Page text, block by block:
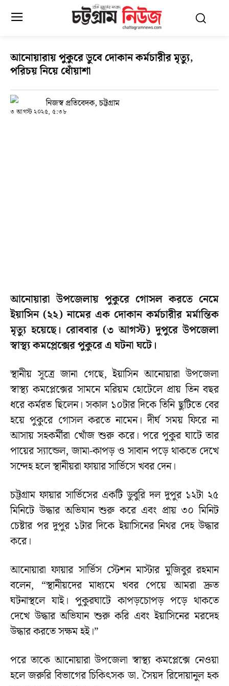
আনোয়ারায় পুকুরে ডুবে দোকান কর্মচারীর মৃত্যু,
পরিচয় নিয়ে ধোঁয়াশা
নিজস্ব প্রতিবেদক, চট্টগ্রাম
৩ আগস্ট ২০২৫, ৫:৩৮
আনোয়ারা উপজেলায় পুকুরে গোসল করতে নেমে
ইয়াসিন (২২) নামের এক দোকান কর্মচারীর মর্মান্তিক
মৃত্যু হয়েছে। রোববার (৩ আগস্ট) দুপুরে উপজেলা
স্বাস্থ্য কমপ্লেক্সের পুকুরে এ ঘটনা ঘটে।
স্থানীয় সূত্রে জানা গেছে, ইয়াসিন আনোয়ারা উপজেলা
স্বাস্থ্য কমপ্লেক্সের সামনে মরিয়ম হোটেলে প্রায় তিন বছর
ধরে কর্মরত ছিলেন। সকাল ১০টার দিকে তিনি ছুটিতে বের
হয়ে পুকুরে গোসল করতে নামেন। দীর্ঘ সময় ফিরে না
আসায় সহকর্মীরা খোঁজ শুরু করে। পরে পুকুর ঘাটে তার
পায়ের স্যান্ডেল, জামা-কাপড় ও সাবান পড়ে থাকতে দেখে
সন্দেহ হলে স্থানীয়রা ফায়ার সার্ভিসে খবর দেন।
চট্টগ্রাম ফায়ার সার্ভিসের একটি ডুবুরি দল দুপুর ১২টা ২৫
মিনিটে উদ্ধার অভিযান শুরু করে এবং প্রায় ৩০ মিনিট
চেষ্টার পর দুপুর ১টার দিকে ইয়াসিনের নিথর দেহ উদ্ধার
করে।
আনোয়ারা ফায়ার সার্ভিস স্টেশন মাস্টার মুজিবুর রহমান
বলেন, “স্থানীয়দের মাধ্যমে খবর পেয়ে আমরা দ্রুত
ঘটনাস্থলে যাই। পুকুরঘাটে কাপড়চোপড় পড়ে থাকতে
দেখে উদ্ধার অভিযান শুরু করি এবং ইয়াসিনের মরদেহ
উদ্ধার করতে সক্ষম হই।”
পরে তাকে আনোয়ারা উপজেলা স্বাস্থ্য কমপ্লেক্সে নেওয়া
হলে জরুরি বিভাগের চিকিৎসক ডা. সৈয়দ রিদোয়ানুল হক